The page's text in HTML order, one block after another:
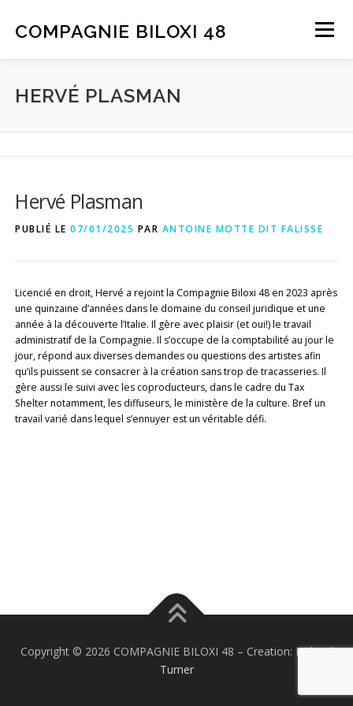
contenu
COMPAGNIE BILOXI 48 Menu
PRÉSENTATION SPECTACLES
HERVÉ PLASMAN
Hervé Plasman
PUBLIÉ LE07/01/2025 PAR ANTOINE MOTTE DIT FALISSE
Licencié en droit, Hervé a rejoint la Compagnie Biloxi 48 en 2023 après
une quinzaine d’années dans le domaine du conseil juridique et une
année à la découverte l’Italie. Il gère avec plaisir (et oui!) le travail
administratif de la Compagnie. Il s’occupe de la comptabilité au jour le
jour, répond aux diverses demandes ou questions des artistes afin
qu’ils puissent se consacrer à la création sans trop de tracasseries. Il
gère aussi le suivi avec les coproducteurs, dans le cadre du Tax
Shelter notamment, les diffuseurs, le ministère de la culture. Bref un
travail varié dans lequel s’ennuyer est un véritable défi.
Copyright © 2026 COMPAGNIE BILOXI 48 – Creation: Richard
Turner